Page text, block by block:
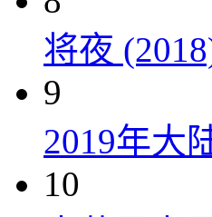
将夜
9
2019年大
10